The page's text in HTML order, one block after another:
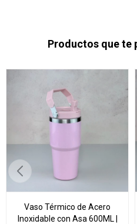
Productos que te
Vaso Térmico de Acero
Inoxidable con Asa 600ML |